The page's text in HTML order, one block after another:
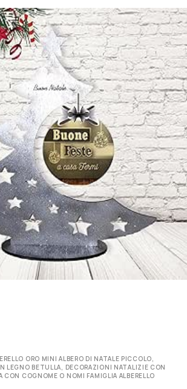
ORO MINI ALBERO DI NATALE PICCOLO,
LEGNO BETULLA, DECORAZIONI NATALIZIE CON
CON COGNOME O NOMI FAMIGLIA ALBERELLO